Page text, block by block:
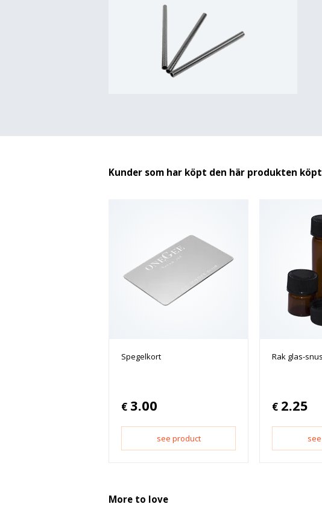
Kunder som har köpt den här produkten
Spegelkort
€ 3.00
see product
Rak glas-
€ 2.25
More to love